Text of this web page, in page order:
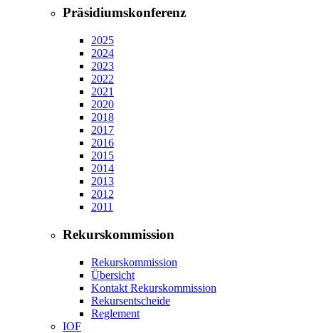
Präsidiumskonferenz
2025
2024
2023
2022
2021
2020
2018
2017
2016
2015
2014
2013
2012
2011
Rekurskommission
Rekurskommission
Übersicht
Kontakt Rekurskommission
Rekursentscheide
Reglement
IOF